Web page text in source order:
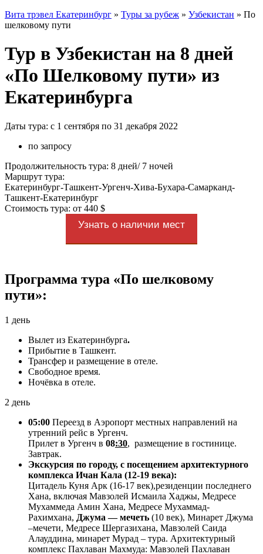
Вита трэвел Екатеринбург » Туры за рубеж » Узбекистан » По
шелковому пути
Тур в Узбекистан на 8 дней
«По Шелковому пути» из
Екатеринбурга
Даты тура: с 1 сентября по 31 декабря 2022
по запросу
Продолжительность тура: 8 дней/ 7 ночей
Маршрут тура:
Екатеринбург-Ташкент-Ургенч-Хива-Бухара-Самарканд-
Ташкент-Екатеринбург
Стоимость тура: от 440 $
Узнать о наличии мест
Программа тура «По шелковому
пути»:
1 день
Вылет из Екатеринбурга.
Прибытие в Ташкент.
Трансфер и размещение в отеле.
Свободное время.
Ночёвка в отеле.
2 день
05:00 Переезд в Аэропорт местных направлений на
утренний рейс в Ургенч.
Прилет в Ургенч в 08:30, размещение в гостинице.
Завтрак.
Экскурсия по городу, с посещением архитектурного
комплекса Ичан Кала (12-19 века):
Цитадель Куня Арк (16-17 век),резиденции последнего
Хана, включая Мавзолей Исмаила Хаджы, Медресе
Мухаммеда Амин Хана, Медресе Мухаммад-
Рахимхана, Джума — мечеть (10 век), Минарет Джума
–мечети, Медресе Шергазихана, Мавзолей Саида
Алауддина, минарет Мурад – тура. Архитектурный
комплекс Пахлаван Махмуда: Мавзолей Пахлаван